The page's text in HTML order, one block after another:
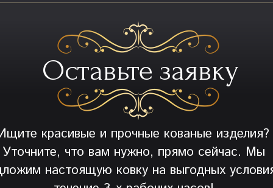
Оставьте заявку
красивые и прочные кованые изделия?
Уточните, что вам нужно, прямо сейчас. Мы
настоящую ковку на выгодных